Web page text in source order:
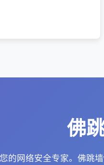
佛
的网络安全专家。佛跳